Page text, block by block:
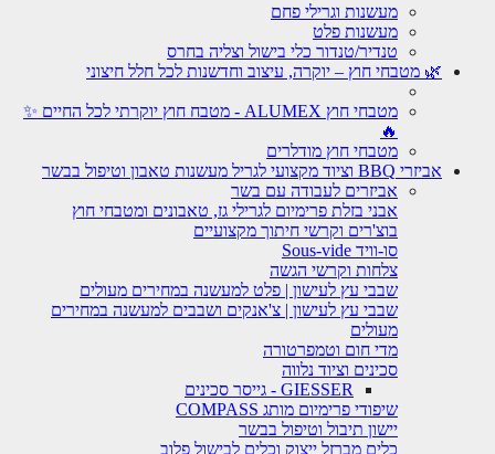
מעשנות וגרילי פחם
מעשנות פלט
טנדיר/טנדור כלי בישול וצליה בחרס
🌿 מטבחי חוץ – יוקרה, עיצוב וחדשנות לכל חלל חיצוני
מטבחי חוץ ALUMEX - מטבח חוץ יוקרתי לכל החיים ✨
מטבחי חוץ מודלרים
אביזרי BBQ וציוד מקצועי לגריל מעשנות טאבון וטיפול בבשר
אביזרים לעבודה עם בשר
אבני בזלת פרימיום לגרילי גז, טאבונים ומטבחי חוץ
בוצ'רים וקרשי חיתוך מקצועיים
סו-וויד Sous-vide
צלחות וקרשי הגשה
שבבי עץ לעישון | פלט למעשנה במחירים מעולים
שבבי עץ לעישון | צ'אנקים ושבבים למעשנה במחירים
מעולים
מדי חום וטמפרטורה
סכינים וציוד נלווה
GIESSER - גייסר סכינים
שיפודי פרימיום מותג COMPASS
יישון תיבול וטיפול בבשר
כלים מברזל ייצוק וכלים לבישול פלוב